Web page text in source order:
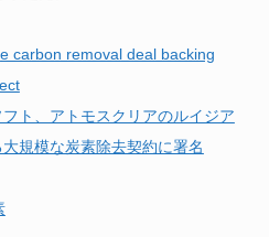
carbon removal deal backing
ト、アトモスクリアのルイジア
規模な炭素除去契約に署名